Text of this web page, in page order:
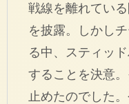
戦線を離れてい
を披露。しかし
る中、スティッ
することを決意
止めたのでした